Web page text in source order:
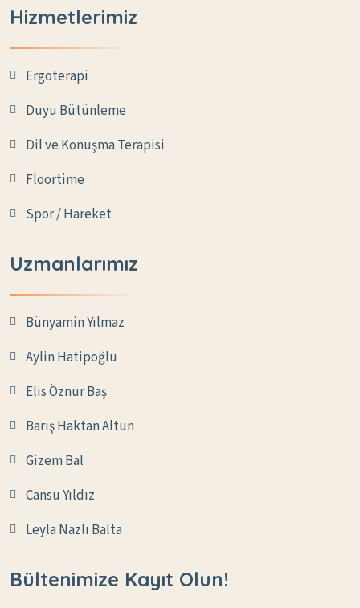
Hizmetlerimiz
Ergoterapi
Duyu Bütünleme
Dil ve Konuşma Terapisi
Floortime
Spor / Hareket
Uzmanlarımız
Bünyamin Yılmaz
Aylin Hatipoğlu
Elis Öznür Baş
Barış Haktan Altun
Gizem Bal
Cansu Yıldız
Leyla Nazlı Balta
Bültenimize Kayıt Olun!